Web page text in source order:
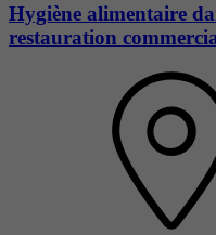
Hygiène alimentaire
restauration